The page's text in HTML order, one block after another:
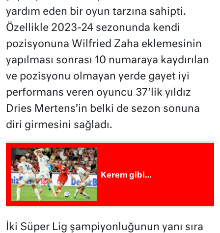
yardım eden bir oyun tarzına sahipti.
Özellikle 2023-24 sezonunda kendi
pozisyonuna Wilfried Zaha eklemesinin
yapılması sonrası 10 numaraya kaydırılan
ve pozisyonu olmayan yerde gayet iyi
performans veren oyuncu 37’lik yıldız
Dries Mertens’in belki de sezon sonuna
diri girmesini sağladı.
Kerem gibi…
İki Süper Lig şampiyonluğunun yanı sıra